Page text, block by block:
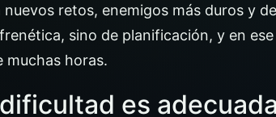
nuevos retos, enemigos más duros y
sino de planificación, y en
muchas horas.
es